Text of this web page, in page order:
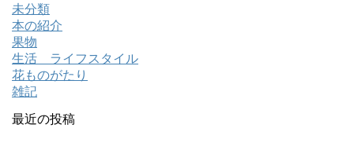
未分類
本の紹介
果物
生活 ライフスタイル
花ものがたり
雑記
最近の投稿